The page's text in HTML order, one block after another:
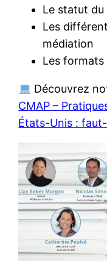
Le statut
Les
médiation
Les
Découvrez
CMAP –
États-Unis :